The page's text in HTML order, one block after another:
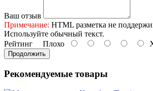
Ваш отзыв
Примечание: HTML разметка не
Используйте обычный текст.
Рейтинг Плохо
Продолжить
Рекомендуемые товары